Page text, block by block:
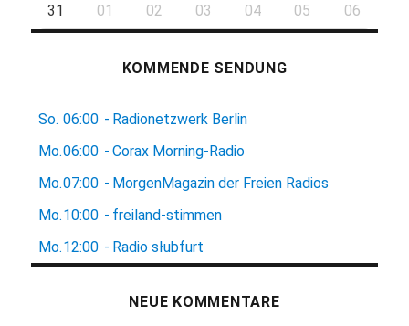
31 01 02 03 04 05 06
KOMMENDE SENDUNG
So. 06:00 - Radionetzwerk Berlin
Mo.06:00 - Corax Morning-Radio
Mo.07:00 - MorgenMagazin der Freien Radios
Mo.10:00 - freiland-stimmen
Mo.12:00 - Radio słubfurt
NEUE KOMMENTARE